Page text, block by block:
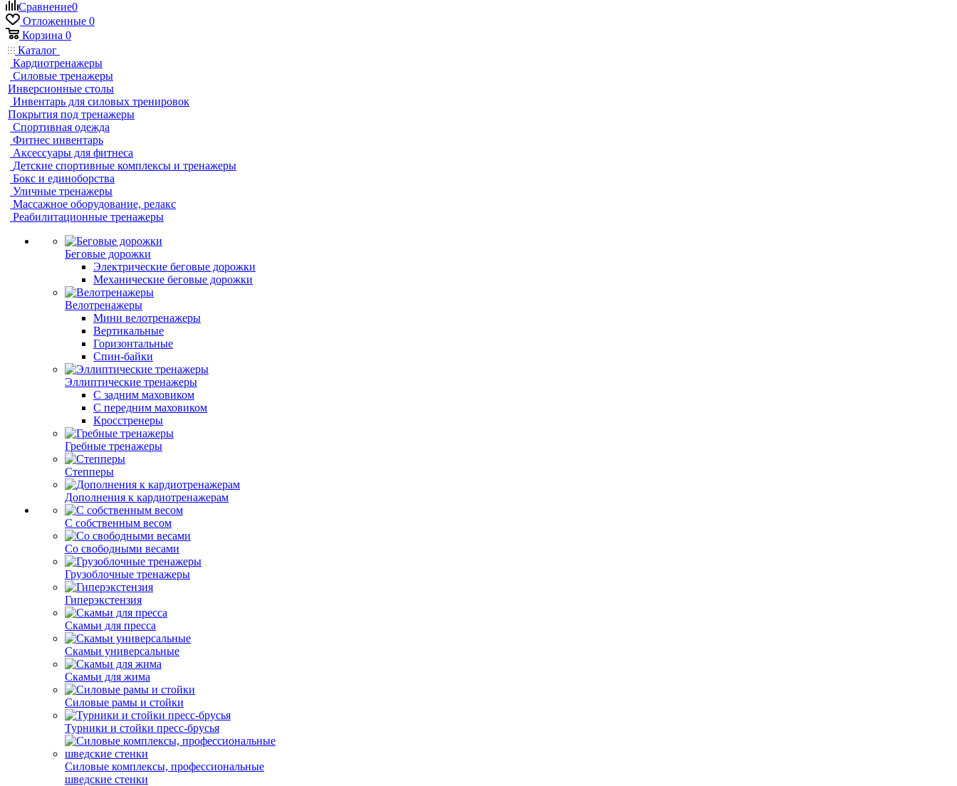
Сравнение0
Отложенные 0
Корзина 0
Каталог
Кардиотренажеры
Силовые тренажеры
Инверсионные столы
Инвентарь для силовых тренировок
Покрытия под тренажеры
Спортивная одежда
Фитнес инвентарь
Аксессуары для фитнеса
Детские спортивные комплексы и тренажеры
Бокс и единоборства
Уличные тренажеры
Массажное оборудование, релакс
Реабилитационные тренажеры
Беговые дорожки
Электрические беговые дорожки
Механические беговые дорожки
Велотренажеры
Мини велотренажеры
Вертикальные
Горизонтальные
Спин-байки
Эллиптические тренажеры
С задним маховиком
С передним маховиком
Кросстренеры
Гребные тренажеры
Степперы
Дополнения к кардиотренажерам
С собственным весом
Со свободными весами
Грузоблочные тренажеры
Гиперэкстензия
Скамьи для пресса
Скамьи универсальные
Скамьи для жима
Силовые рамы и стойки
Турники и стойки пресс-брусья
Силовые комплексы, профессиональные
шведские стенки